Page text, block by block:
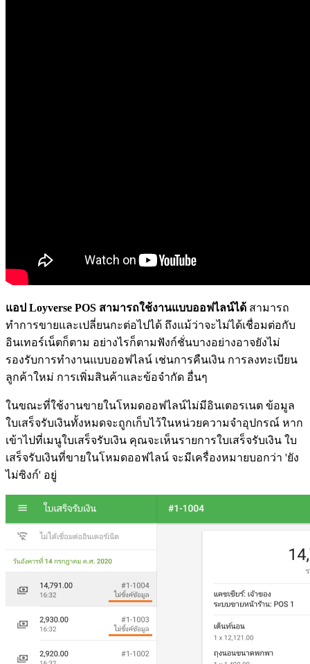
แอป Loyverse POS สามารถใช้งานแบบออฟไลน์ได้ สามารถ
ทำการขายและเปลี่ยนกะต่อไปได้ ถึงแม้ว่าจะไม่ได้เชื่อมต่อกับ
อินเทอร์เน็ตก็ตาม อย่างไรก็ตามฟังก์ชั่นบางอย่างอาจยังไม่
รองรับการทำงานแบบออฟไลน์ เช่นการคืนเงิน การลงทะเบียน
ลูกค้าใหม่ การเพิ่มสินค้าและข้อจำกัด อื่นๆ
ในขณะที่ใช้งานขายในโหมดออฟไลน์ไม่มีอินเตอรเนต ข้อมูล
ใบเสร็จรับเงินทั้งหมดจะถูกเก็บไว้ในหน่วยความจำอุปกรณ์ หาก
เข้าไปที่เมนูใบเสร็จรับเงิน คุณจะเห็นรายการใบเสร็จรับเงิน ใบ
เสร็จรับเงินที่ขายในโหมดออฟไลน์ จะมีเครื่องหมายบอกว่า 'ยัง
ไม่ซิงก์' อยู่